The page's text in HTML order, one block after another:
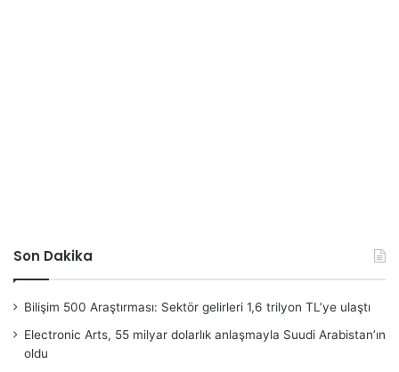
Son Dakika
Bilişim 500 Araştırması: Sektör gelirleri 1,6 trilyon TL’ye ulaştı
Electronic Arts, 55 milyar dolarlık anlaşmayla Suudi Arabistan’ın
oldu